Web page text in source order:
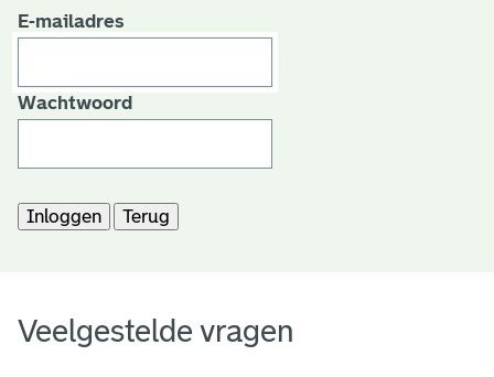
E-mailadres
Wachtwoord
Veelgestelde vragen